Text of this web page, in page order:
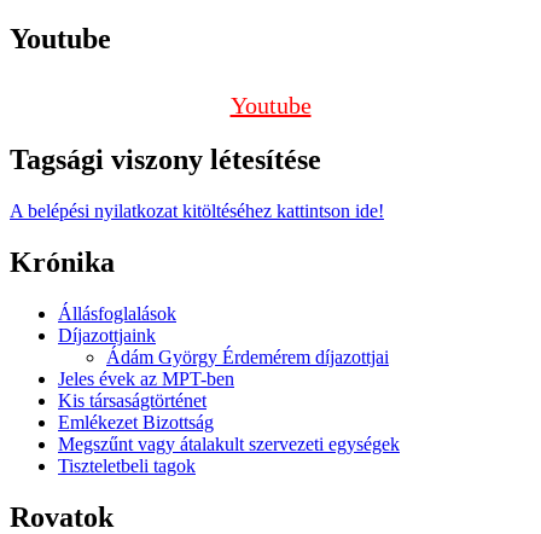
Youtube
Youtube
Tagsági viszony létesítése
A belépési nyilatkozat kitöltéséhez kattintson ide!
Krónika
Állásfoglalások
Díjazottjaink
Ádám György Érdemérem díjazottjai
Jeles évek az MPT-ben
Kis társaságtörténet
Emlékezet Bizottság
Megszűnt vagy átalakult szervezeti egységek
Tiszteletbeli tagok
Rovatok